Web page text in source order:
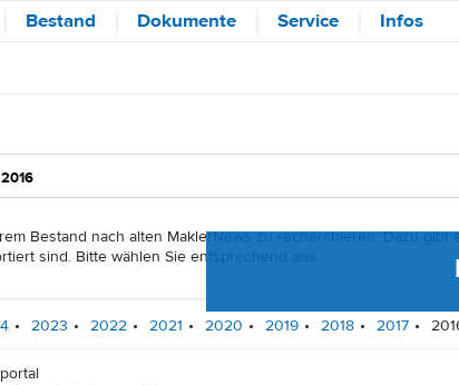
Bestand Dokumente Service Infos
2016
Bestand nach alten MaklerNews zu recherchieren. Dazu
sind. Bitte wählen Sie entsprechend aus.
• 2023 • 2022 • 2021 • 2020 • 2019 • 2018 • 2017 •